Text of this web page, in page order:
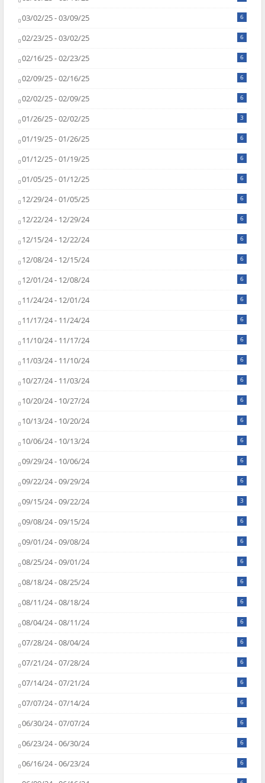
03/02/25 - 03/09/25 6
02/23/25 - 03/02/25 6
02/16/25 - 02/23/25 6
02/09/25 - 02/16/25 6
02/02/25 - 02/09/25 6
01/26/25 - 02/02/25 3
01/19/25 - 01/26/25 6
01/12/25 - 01/19/25 6
01/05/25 - 01/12/25 6
12/29/24 - 01/05/25 6
12/22/24 - 12/29/24 6
12/15/24 - 12/22/24 6
12/08/24 - 12/15/24 6
12/01/24 - 12/08/24 6
11/24/24 - 12/01/24 6
11/17/24 - 11/24/24 6
11/10/24 - 11/17/24 6
11/03/24 - 11/10/24 6
10/27/24 - 11/03/24 6
10/20/24 - 10/27/24 6
10/13/24 - 10/20/24 6
10/06/24 - 10/13/24 6
09/29/24 - 10/06/24 6
09/22/24 - 09/29/24 6
09/15/24 - 09/22/24 3
09/08/24 - 09/15/24 6
09/01/24 - 09/08/24 6
08/25/24 - 09/01/24 6
08/18/24 - 08/25/24 6
08/11/24 - 08/18/24 6
08/04/24 - 08/11/24 6
07/28/24 - 08/04/24 6
07/21/24 - 07/28/24 6
07/14/24 - 07/21/24 6
07/07/24 - 07/14/24 6
06/30/24 - 07/07/24 6
06/23/24 - 06/30/24 6
06/16/24 - 06/23/24 6